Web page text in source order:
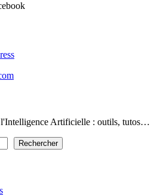
Artificielle : outils, tutos…
Rechercher